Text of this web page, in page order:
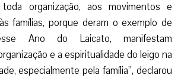
organização, aos movimentos e
famílias, porque deram o exemplo de
Ano do Laicato, manifestam
e a espiritualidade do leigo na
especialmente pela família”, declarou